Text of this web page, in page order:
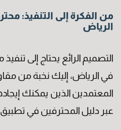
العنوان
من الفكرة إلى التنفيذ:
الرياض
التصميم الرائع يحتاج إلى
في الرياض، إليك نخبة من
المعتمدين الذين يمكنك
عبر دليل المحترفين في